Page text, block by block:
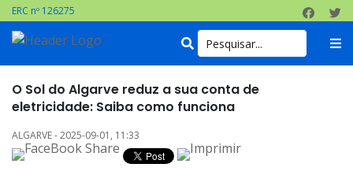
ERC nº 126275
O Sol do Algarve reduz a sua conta de
eletricidade: Saiba como funciona
ALGARVE - 2025-09-01, 11:33